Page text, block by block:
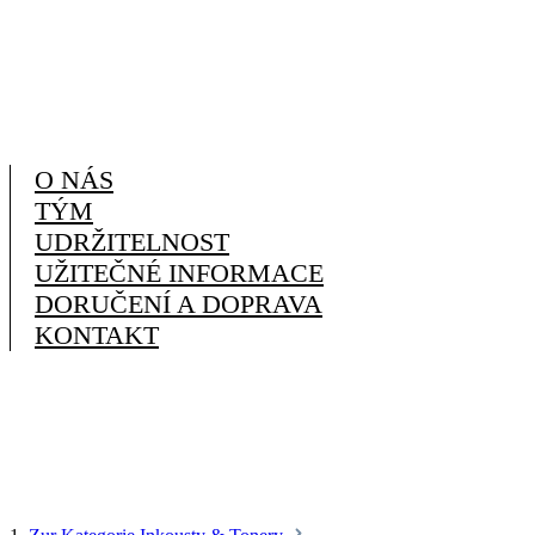
O NÁS
TÝM
UDRŽITELNOST
UŽITEČNÉ INFORMACE
DORUČENÍ A DOPRAVA
KONTAKT